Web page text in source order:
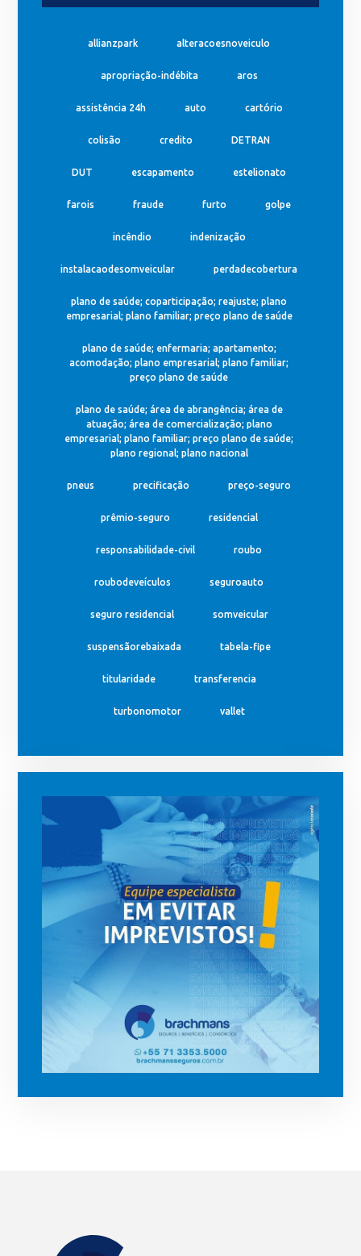
allianzpark alteracoesnoveiculo
apropriação-indébita aros
assistência 24h auto cartório
colisão credito DETRAN
DUT escapamento estelionato
farois fraude furto golpe
incêndio indenização
instalacaodesomveicular perdadecobertura
plano de saúde; coparticipação; reajuste; plano
empresarial; plano familiar; preço plano de saúde
plano de saúde; enfermaria; apartamento;
acomodação; plano empresarial; plano familiar;
preço plano de saúde
plano de saúde; área de abrangência; área de
atuação; área de comercialização; plano
empresarial; plano familiar; preço plano de saúde;
plano regional; plano nacional
pneus precificação preço-seguro
prêmio-seguro residencial
responsabilidade-civil roubo
roubodeveículos seguroauto
seguro residencial somveicular
suspensãorebaixada tabela-fipe
titularidade transferencia
turbonomotor vallet